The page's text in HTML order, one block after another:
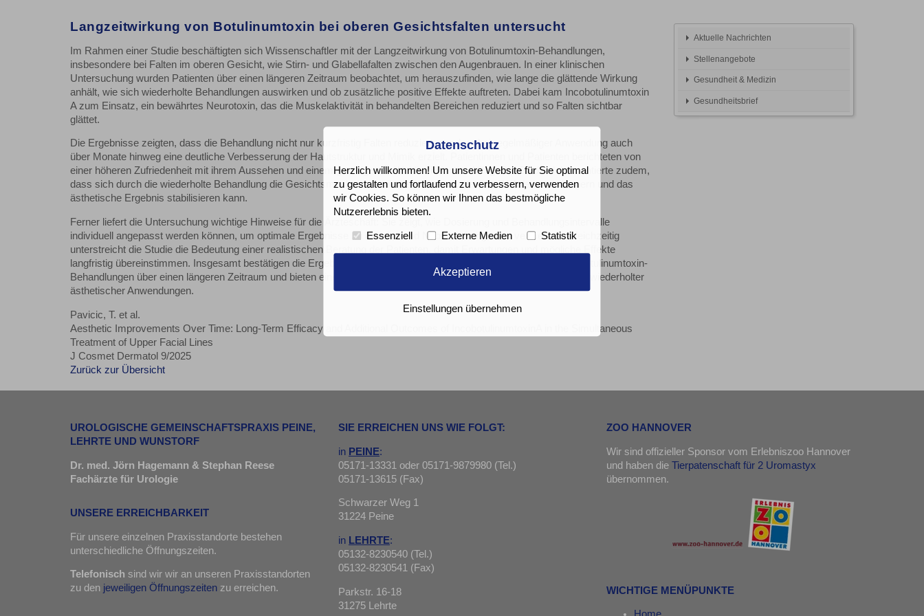
Langzeitwirkung von Botulinumtoxin bei oberen Gesichtsfalten untersucht
Im Rahmen einer Studie beschäftigten sich Wissenschaftler mit der Langzeitwirkung von Botulinumtoxin-Behandlungen,
insbesondere bei Falten im oberen Gesicht, wie Stirn- und Glabellafalten zwischen den Augenbrauen. In einer klinischen
Untersuchung wurden Patienten über einen längeren Zeitraum beobachtet, um herauszufinden, wie lange die glättende Wirkung
anhält, wie sich wiederholte Behandlungen auswirken und ob zusätzliche positive Effekte auftreten. Dabei kam Incobotulinumtoxin
A zum Einsatz, ein bewährtes Neurotoxin, das die Muskelaktivität in behandelten Bereichen reduziert und so Falten sichtbar
glättet.
Die Ergebnisse zeigten, dass die Behandlung nicht nur kurzfristig Falten reduziert, sondern bei regelmäßiger Anwendung auch
über Monate hinweg eine deutliche Verbesserung der Hautstruktur und Mimik erzielt. Patientinnen und Patienten berichteten von
einer höheren Zufriedenheit mit ihrem Aussehen und einem gesteigerten Wohlbefinden im Alltag. Die Studie dokumentierte zudem,
dass sich durch die wiederholte Behandlung die Gesichtsmuskulatur teilweise anpasst, was die Wirkdauer verlängern und das
ästhetische Ergebnis stabilisieren kann.
Ferner liefert die Untersuchung wichtige Hinweise für die Ärzteschaft: Sie zeigt, wie Dosierung und Behandlungsintervalle
individuell angepasst werden können, um optimale Ergebnisse zu erzielen und Nebenwirkungen zu vermeiden. Gleichzeitig
unterstreicht die Studie die Bedeutung einer realistischen Beratung der Patienten, damit Erwartungen und mögliche Effekte
langfristig übereinstimmen. Insgesamt bestätigen die Ergebnisse die Sicherheit, Wirksamkeit und Planbarkeit von Botulinumtoxin-
Behandlungen über einen längeren Zeitraum und bieten eine wissenschaftlich fundierte Grundlage für die Gestaltung wiederholter
ästhetischer Anwendungen.
Pavicic, T. et al.
Aesthetic Improvements Over Time: Long-Term Efficacy and Additional Outcomes of IncobotulinumtoxinA in the Simultaneous
Treatment of Upper Facial Lines
J Cosmet Dermatol 9/2025
Zurück zur Übersicht
Aktuelle Nachrichten
Stellenangebote
Gesundheit & Medizin
Gesundheitsbrief
UROLOGISCHE GEMEINSCHAFTSPRAXIS PEINE,
LEHRTE UND WUNSTORF
Dr. med. Jörn Hagemann & Stephan Reese
Fachärzte für Urologie
UNSERE ERREICHBARKEIT
Für unsere einzelnen Praxisstandorte bestehen
unterschiedliche Öffnungszeiten.
Telefonisch sind wir wir an unseren Praxisstandorten
zu den jeweiligen Öffnungszeiten zu erreichen.
SIE ERREICHEN UNS WIE FOLGT:
in PEINE:
05171-13331 oder 05171-9879980 (Tel.)
05171-13615 (Fax)
Schwarzer Weg 1
31224 Peine
in LEHRTE:
05132-8230540 (Tel.)
05132-8230541 (Fax)
Parkstr. 16-18
31275 Lehrte
ZOO HANNOVER
Wir sind offizieller Sponsor vom Erlebniszoo Hannover
und haben die Tierpatenschaft für 2 Uromastyx
übernommen.
WICHTIGE MENÜPUNKTE
Datenschutz
Herzlich willkommen! Um unsere Website für Sie optimal
zu gestalten und fortlaufend zu verbessern, verwenden
wir Cookies. So können wir Ihnen das bestmögliche
Nutzererlebnis bieten.
Essenziell Externe Medien Statistik
Akzeptieren
Einstellungen übernehmen